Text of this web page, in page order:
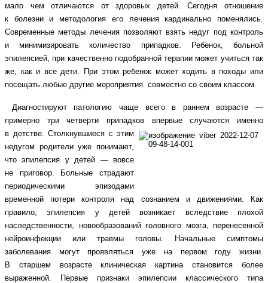
мало чем отличаются от здоровых детей. Сегодня отношение
к болезни и методология его лечения кардинально поменялись.
Современные методы лечения позволяют взять недуг под контроль
и минимизировать количество припадков. Ребенок, больной
эпилепсией, при качественно подобранной терапии может учиться так
же, как и все дети. При этом ребенок может ходить в походы или
посещать любые другие мероприятия совместно со своим классом.
Диагностируют патологию чаще всего в раннем возрасте —
примерно три четверти припадков впервые случаются именно
в детстве. Столкнувшиеся с этим
недугом родители уже понимают,
что эпилепсия у детей — вовсе
не приговор.
Больные страдают
периодическими эпизодами
временной потери контроля над сознанием и движениями. Как
правило, эпилепсия у детей возникает вследствие плохой
наследственности, новообразований головного мозга, перенесенной
нейроинфекции или травмы головы. Начальные симптомы
заболевания могут проявляться уже на первом году жизни.
В старшем возрасте клиническая картина становится более
выраженной. Первые признаки эпилепсии классического типа